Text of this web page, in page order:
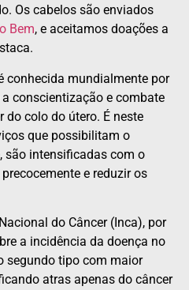
Os cabelos são enviados
Bem, e aceitamos doações a
conhecida mundialmente por
conscientização e combate
do colo do útero. É neste
que possibilitam o
são intensificadas com o
e reduzir os
do Câncer (Inca), por
a incidência da doença no
segundo tipo com maior
atras apenas do câncer